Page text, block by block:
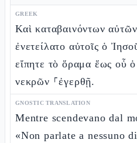
GREEK
Καὶ καταβαινόντων
ἐνετείλατο αὐτοῖς ὁ
εἴπητε τὸ ὅραμα ἕως οὗ
νεκρῶν ⸀ἐγερθῇ.
GNOSTIC TRANSLATION
Mentre scendevano dal
«Non parlate a nessuno